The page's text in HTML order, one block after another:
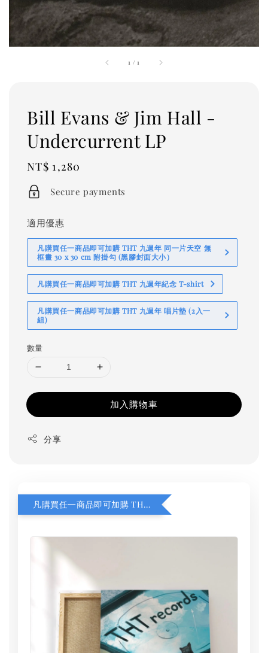
1 /1
Bill Evans & Jim Hall -
Undercurrent LP
Regular
price
NT$ 1,280
Secure payments
適用優惠
凡購買任一商品即可加購 THT 九週年 同一片天空 無
框畫 30 x 30 cm 附掛勾 (黑膠封面大小）
凡購買任一商品即可加購 THT 九週年紀念 T-shirt
凡購買任一商品即可加購 THT 九週年 唱片墊 (2入一
組)
數量
加入購物車
分享
凡購買任一商品即可加購 THT 九週年 同一片天空 無框畫 30 x 30 cm 附掛勾 (黑膠封面大小）